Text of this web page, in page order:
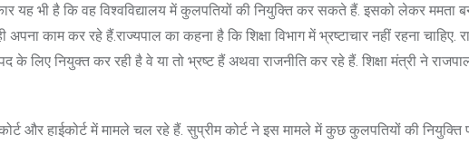
यह भी है कि वह विश्वविद्यालय में कुलपतियों की नियुक्ति कर सकते हैं. इसको लेकर ममता
काम कर रहे हैं.राज्यपाल का कहना है कि शिक्षा विभाग में भ्रष्टाचार नहीं रहना चाहिए.
के लिए नियुक्त कर रही है वे या तो भ्रष्ट हैं अथवा राजनीति कर रहे हैं. शिक्षा मंत्री ने
और हाईकोर्ट में मामले चल रहे हैं. सुप्रीम कोर्ट ने इस मामले में कुछ कुलपतियों की नियुक्ति